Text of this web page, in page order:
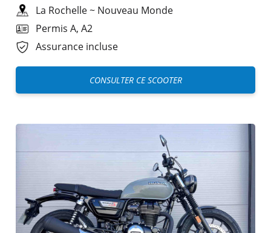
La Rochelle~ Nouveau Monde
Permis A, A2
Assurance incluse
CONSULTER CE SCOOTER